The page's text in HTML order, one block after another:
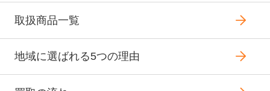
取扱商品一覧
地域に選ばれる5つの理由